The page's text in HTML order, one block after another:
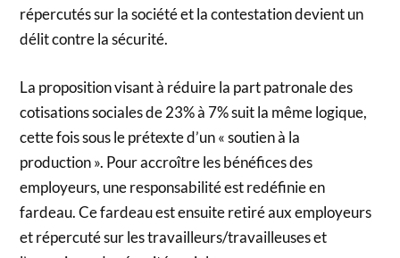
répercutés sur la société et la contestation devient un
délit contre la sécurité.
La proposition visant à réduire la part patronale des
cotisations sociales de 23% à 7% suit la même logique,
cette fois sous le prétexte d’un « soutien à la
production ». Pour accroître les bénéfices des
employeurs, une responsabilité est redéfinie en
fardeau. Ce fardeau est ensuite retiré aux employeurs
et répercuté sur les travailleurs/travailleuses et